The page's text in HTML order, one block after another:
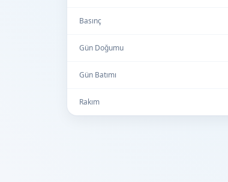
Basınç
Gün Doğumu
Gün Batımı
Rakım